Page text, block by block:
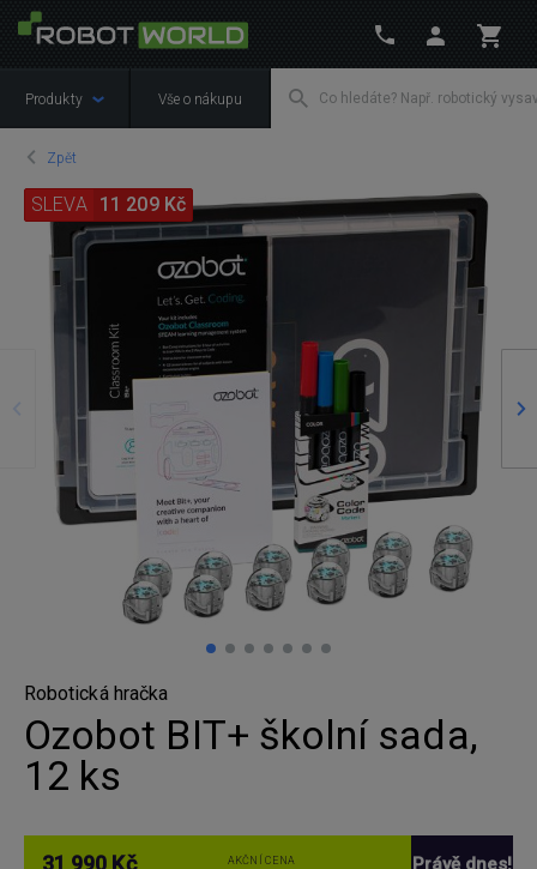
Produkty Vše o nákupu
Zpět
SLEVA 11 209 Kč
Robotická hračka
Ozobot BIT+ školní sada,
12 ks
31 990 Kč AKČNÍ CENA Právě dnes!